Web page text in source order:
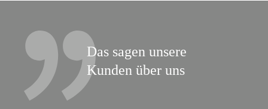
Das sagen unsere
Kunden über uns